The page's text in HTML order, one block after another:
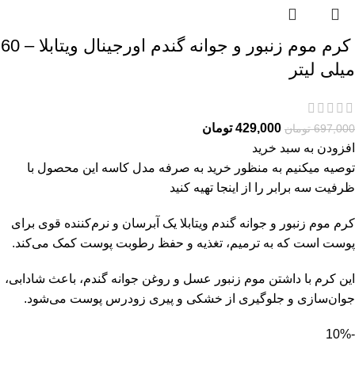
کرم موم زنبور و جوانه گندم اورجینال ویتابلا – 60
میلی لیتر
697,000 تومان 429,000 تومان
افزودن به سبد خرید
توصیه میکنیم به منظور خرید به صرفه مدل کاسه این محصول با
ظرفیت سه برابر را از
اینجا تهیه کنید
کرم موم زنبور و جوانه گندم ویتابلا یک آبرسان و نرم‌کننده قوی برای
پوست است که به ترمیم، تغذیه و حفظ رطوبت پوست کمک می‌کند.
این کرم با داشتن موم زنبور عسل و روغن جوانه گندم، باعث شادابی،
جوان‌سازی و جلوگیری از خشکی و پیری زودرس پوست می‌شود.
-10%